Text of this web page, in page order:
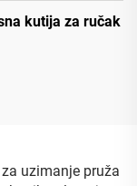
kutija za ručak
uzimanje pruža